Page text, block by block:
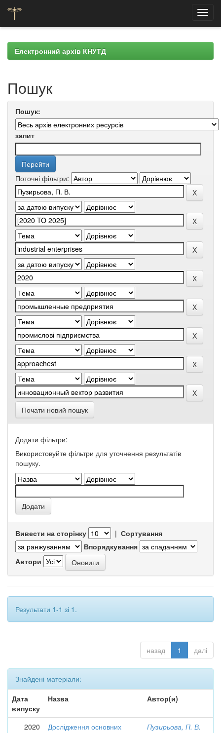
navigationЕлектронний архів КНУТД
Пошук
Пошук:
запит
Поточні фільтри:
Почати новий пошук
Додати фільтри:
Використовуйте фільтри для уточнення результатів
пошуку.
Вивести на сторінку | Сортування
Впорядкування
Автори
Результати 1-1 зі 1.
назад 1 далі
Знайдені матеріали:
Дата
випуску
Назва Автор(и)
2020
Дослідження основних
Пузирьова, П. В.